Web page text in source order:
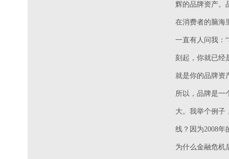
辉的品牌资产。
在消费者的脑海
一直有人问我：
刻起，你就已经
就是你的品牌资
所以，品牌是一
大。我举个例子
线？因为2008
为什么金融危机